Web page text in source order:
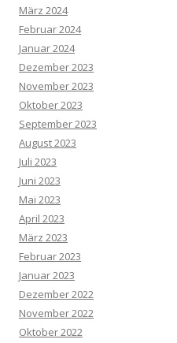
März 2024
Februar 2024
Januar 2024
Dezember 2023
November 2023
Oktober 2023
September 2023
August 2023
Juli 2023
Juni 2023
Mai 2023
April 2023
März 2023
Februar 2023
Januar 2023
Dezember 2022
November 2022
Oktober 2022